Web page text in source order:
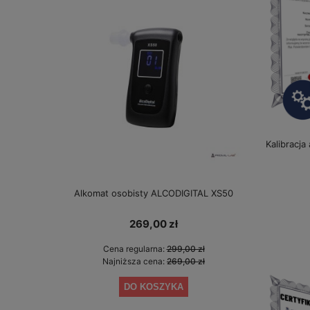
Alkomat osobisty ALCODIGITAL XS50
269,00 zł
Cena regularna:299,00 zł
Najniższa cena: 269,00 zł
DO KOSZYKA
Alkomat